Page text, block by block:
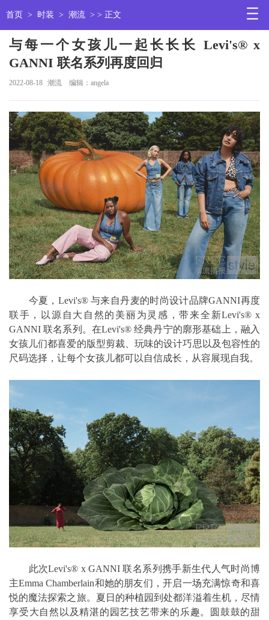
首页 > 时装 > 潮流 > > 正文
与每一个女孩儿一起长长长 Levi's® x
GANNI 联名系列再度回归
2022-08-18 潮流 编辑：angela
今夏，Levi's® 与来自丹麦的时尚设计品牌GANNI再度
联手，以源自大自然的美丽为灵感，带来全新Levi's® x
GANNI 联名系列。在Levi's® 经典丹宁的廓形基础上，融入
女孩儿们都喜爱的版型剪裁、玩味的设计巧思以及包容性的
尺码选择，让每个女孩儿都可以自信成长，从容展现自我。
此次Levi's® x GANNI 联名系列携手新生代人气时尚博
主Emma Chamberlain和她的朋友们，开启一场充满惊奇和喜
悦的魔法探索之旅。夏日的种植园到处都洋溢着生机，尽情
享受大自然以及精湛的园艺技艺带来的乐趣。圆鼓鼓的甜